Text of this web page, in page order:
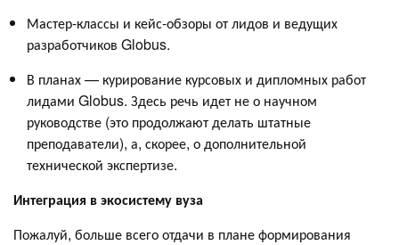
Мастер-классы и кейс-обзоры от лидов и ведущих
разработчиков Globus.
В планах — курирование курсовых и дипломных работ
лидами Globus. Здесь речь идет не о научном
руководстве (это продолжают делать штатные
преподаватели), а, скорее, о дополнительной
технической экспертизе.
Интеграция в экосистему вуза
Пожалуй, больше всего отдачи в плане формирования